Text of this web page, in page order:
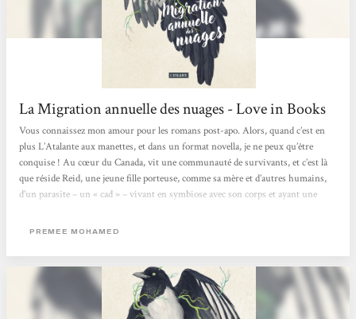
La Migration annuelle des nuages - Love in Books
Vous connaissez mon amour pour les romans post-apo. Alors, quand c’est en
plus L’Atalante aux manettes, et dans un format novella, je ne peux qu’être
conquise ! Au cœur du Canada, vit une communauté de survivants, et c’est là
que réside Reid, une jeune fille porteuse, comme sa mère et d’autres humains,
d’un parasite – un « cad » – vivant en symbiose avec son corps et ayant une
voit bouleversé par l’arrivée d’une lettre d’admission dans une mystérieuse
PREMEE MOHAMED